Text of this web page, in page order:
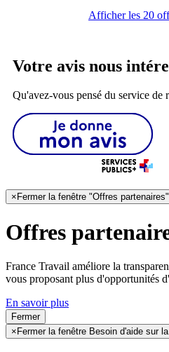
Afficher les 20
Votre avis nous
Qu'avez-vous pensé du service de
× Fermer la fenêtre "Offres partenaires"
Offres
France Travail améliore la
vous proposant plus d'opportunités
En savoir plus
Fermer
× Fermer la fenêtre Besoin d'aide sur